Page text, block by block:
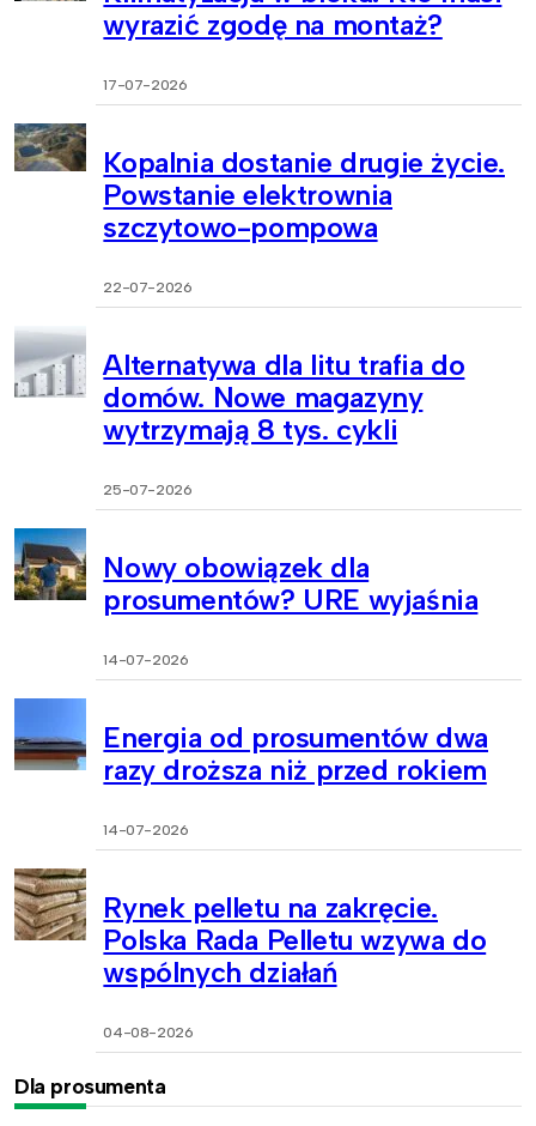
wyrazić zgodę na montaż?
17-07-2026
Kopalnia dostanie drugie życie.
Powstanie elektrownia
szczytowo-pompowa
22-07-2026
Alternatywa dla litu trafia do
domów. Nowe magazyny
wytrzymają 8 tys. cykli
25-07-2026
Nowy obowiązek dla
prosumentów? URE wyjaśnia
14-07-2026
Energia od prosumentów dwa
razy droższa niż przed rokiem
14-07-2026
Rynek pelletu na zakręcie.
Polska Rada Pelletu wzywa do
wspólnych działań
04-08-2026
Dla prosumenta